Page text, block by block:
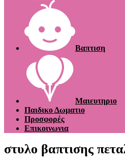
Βαπτιση
Μαιευτηριο
Παιδικο Δωματιο
Προσφορές
Επικοινωνια
στυλο βαπτισης